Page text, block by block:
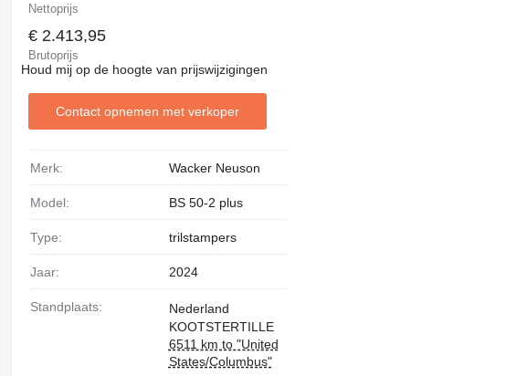
Nettoprijs
€ 2.413,95
Brutoprijs
Houd mij op de hoogte van prijswijzigingen
Contact opnemen met verkoper
Merk: Wacker Neuson
Model: BS 50-2 plus
Type: trilstampers
Jaar: 2024
Standplaats:
Nederland
KOOTSTERTILLE
6511 km to "United
States/Columbus"